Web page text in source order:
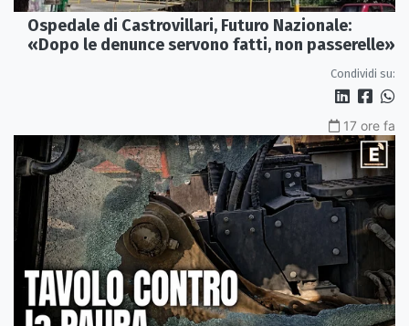
Ospedale di Castrovillari, Futuro Nazionale:
«Dopo le denunce servono fatti, non passerelle»
Condividi su:
17 ore fa